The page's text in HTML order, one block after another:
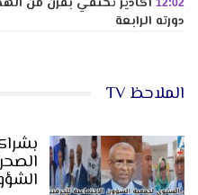
دورته الرابعة
الملاحظ TV